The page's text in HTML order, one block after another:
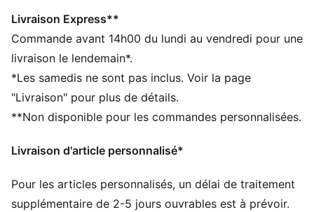
Conçu pour : Course sur route :
Largeur : régulière
Fermeture : Fermeture à lacets
injecté pour une réactivité et un amorti incroyables en
toute légèreté
Bandes PWRTAPE offre un renfort stratégique sur la
Amorti : maximum
Dénivelé talon-pointe : 8 mm
Plaque en fibre de carbone PWRPLATE pour
Livraison Express**
Commande avant 14h00 du lundi au vendredi pour une
livraison le lendemain*.
*Les samedis ne sont pas inclus. Voir la page
"Livraison" pour plus de détails.
**Non disponible pour les commandes personnalisées.
Livraison d'article personnalisé*
Pour les articles personnalisés, un délai de traitement
supplémentaire de 2-5 jours ouvrables est à prévoir.